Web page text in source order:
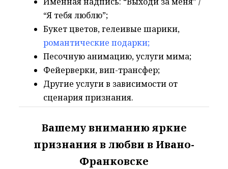
“Я тебя люблю”;
Букет цветов, гелеивые шарики,
романтические подарки;
Песочную анимацию, услуги мима;
Фейерверки, вип-трансфер;
Другие услуги в зависимости от
сценария признания.
Вашему вниманию яркие
признания в любви в Ивано-
Франковске